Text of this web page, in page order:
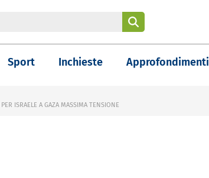
Sport Inchieste Approfondimenti
PER ISRAELE A GAZA MASSIMA TENSIONE